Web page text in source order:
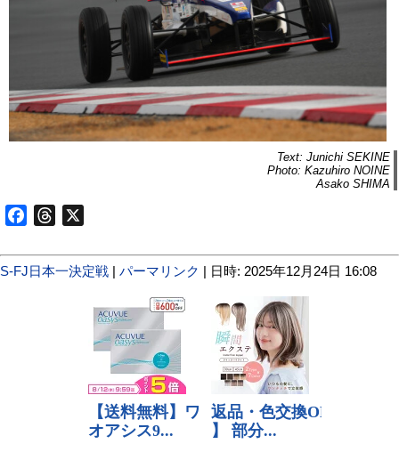
Text: Junichi SEKINE
Photo: Kazuhiro NOINE
Asako SHIMA
FacebookThreads
S-FJ日本一決定戦 | パーマリンク | 日時: 2025年12月24日 16:08